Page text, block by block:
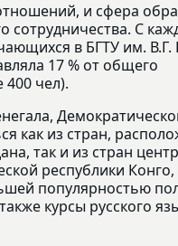
и сфера
сотрудничества. С
в БГТУ им.
17 % от общего
400 чел).
как из стран,
так и из стран
республики Конго,
популярностью
курсы русского